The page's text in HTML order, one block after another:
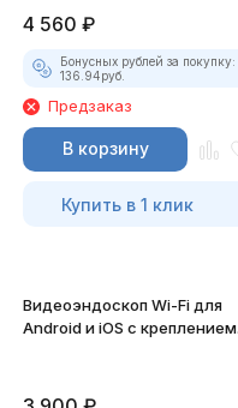
4 560 ₽
Бонусных рублей за покупку:
136.94руб.
Предзаказ
В корзину
Купить в 1 клик
Видеоэндоскоп Wi-Fi для
Android и iOS с креплением